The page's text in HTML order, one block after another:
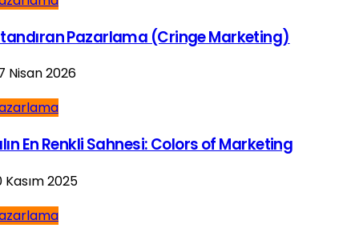
Pazarlama (Cringe Marketing)
Nisan 2026
En Renkli Sahnesi: Colors of Marketing
Kasım 2025